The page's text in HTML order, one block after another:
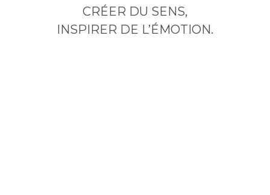
CRÉER DU SENS,
INSPIRER DE L’ÉMOTION.